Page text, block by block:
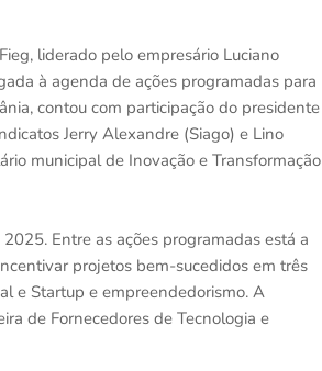
liderado pelo empresário Luciano
à agenda de ações programadas para
contou com participação do presidente
Jerry Alexandre (Siago) e Lino
municipal de Inovação e Transformação
Entre as ações programadas está a
projetos bem-sucedidos em três
e Startup e empreendedorismo. A
de Fornecedores de Tecnologia e